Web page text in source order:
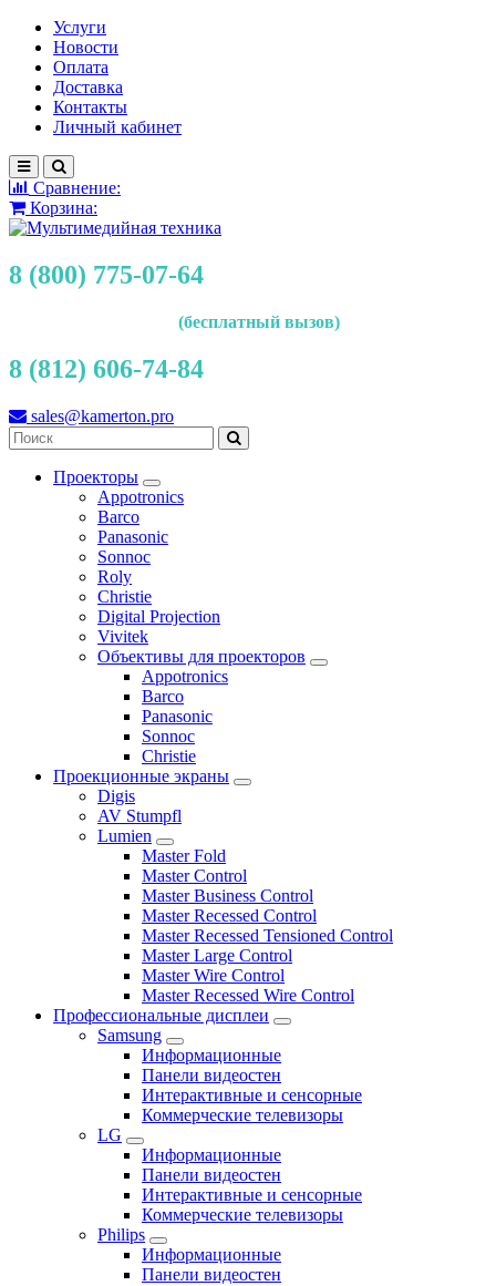
Услуги
Новости
Оплата
Доставка
Контакты
Личный кабинет
Сравнение:
Корзина:
8 (800) 775-07-64
(бесплатный вызов)
8 (812) 606-74-84
sales@kamerton.pro
Проекторы
Appotronics
Barco
Panasonic
Sonnoc
Roly
Christie
Digital Projection
Vivitek
Объективы для проекторов
Appotronics
Barco
Panasonic
Sonnoc
Сhristie
Проекционные экраны
Digis
AV Stumpfl
Lumien
Master Fold
Master Control
Master Business Control
Master Recessed Control
Master Recessed Tensioned Control
Master Large Control
Master Wire Control
Master Recessed Wire Control
Профессиональные дисплеи
Samsung
Информационные
Панели видеостен
Интерактивные и сенсорные
Коммерческие телевизоры
LG
Информационные
Панели видеостен
Интерактивные и сенсорные
Коммерческие телевизоры
Philips
Информационные
Панели видеостен